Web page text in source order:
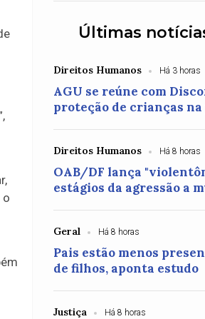
o
Últimas
Direitos Humanos Há 3 horas
AGU se reúne com
proteção de crianças
Direitos Humanos Há 8 horas
OAB/DF lança
estágios da agressão a
Geral Há 8 horas
Pais estão menos
de filhos, aponta estudo
Justiça Há 8 horas